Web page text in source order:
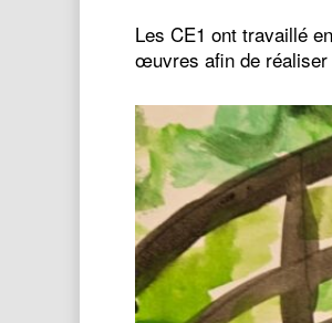
Les CE1 ont travaillé
œuvres afin de